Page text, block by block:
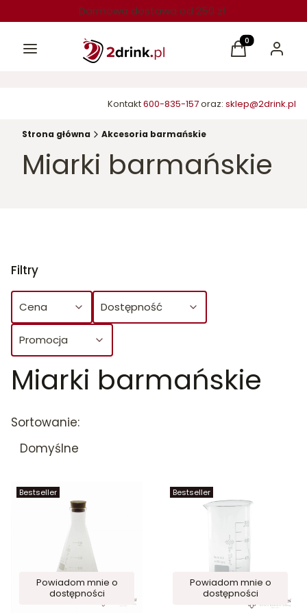
Darmowa dostawa od 250 zł
Menu Produkty w
Koszyk Zaloguj
Kontakt600-835-157oraz: sklep@2drink.pl
Strona główna Akcesoria barmańskie
Miarki barmańskie
Filtry
Cena Dostępność
Promocja
Koniec filtrów
Miarki barmańskie
Lista produktów
Sortowanie:
Domyślne
Bestseller
Powiadom mnie o
dostępności
Bestseller
Powiadom mnie o
dostępności